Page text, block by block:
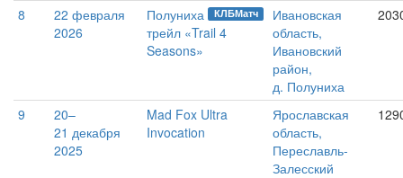
8
22 февраля
2026
КЛБМатч
Полуниха
трейл «Trail 4
Seasons»
Ивановская
область,
Ивановский
район,
д. Полуниха
9
20–
21 декабря
2025
Mad Fox Ultra
Invocation
Ярославская
область,
Переславль-
Залесский